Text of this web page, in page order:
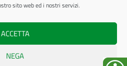
sito web ed i nostri servizi.
ACCETTA
NEGA
Monterotondo
Internet Idee S.r.l.
dedicato esclusivamente agli operatori